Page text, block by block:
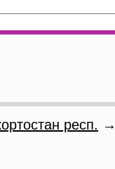
респ. →